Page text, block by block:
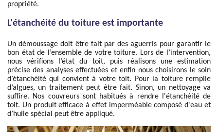
propriété.
L'étanchéité du toiture est importante
Un démoussage doit être fait par des aguerris pour garantir le
bon état de l’ensemble de votre toiture. Lors de l’intervention,
nous vérifions l’état du toit, puis réalisons une estimation
précise des analyses effectuées et enfin nous choisirons le soin
d’étanchéité qui convient à votre toit. Pour la toiture remplie
d’algues, un traitement peut être fait. Sinon, un nettoyage va
suffire. Nos couvreurs sont habitués à rendre l'étanchéité de
toit. Un produit efficace à effet imperméable composé d'eau et
d’huile spécial peut être appliqué.